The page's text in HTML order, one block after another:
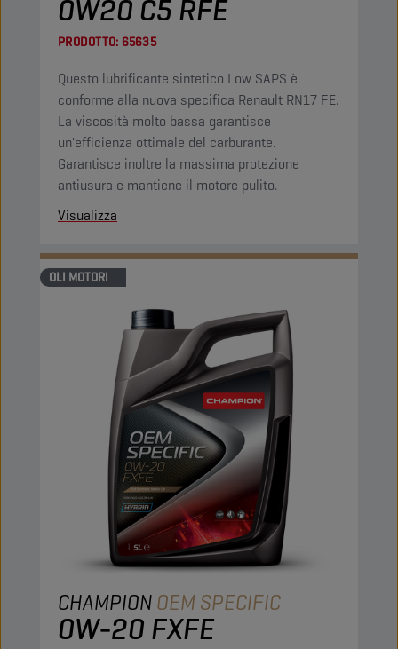
0W20 C5 RFE
PRODOTTO: 65635
Questo lubrificante sintetico Low SAPS è
conforme alla nuova specifica Renault RN17 FE.
La viscosità molto bassa garantisce
un'efficienza ottimale del carburante.
Garantisce inoltre la massima protezione
antiusura e mantiene il motore pulito.
Visualizza
OLI MOTORI
CHAMPIONOEM SPECIFIC
0W-20 FXFE